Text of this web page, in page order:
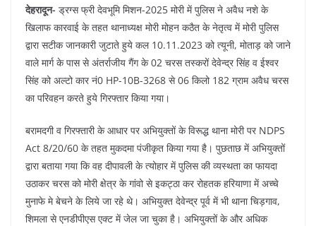
देहरादून- ड्रग्स फ्री देवभूमि मिशन-2025 मोरी में पुलिस ने अवैध नशे के
खिलाफ कारवाई के तहत थानाध्यक्ष मोरी मोहन कठैत के नेतृत्व में मोरी पुलिस
द्वारा सटीक जानकारी जुटाते हुये कल 10.11.2023 को त्यूनी, मोताड़ को जाने
वाले मार्ग के पास से अंतर्राजीय गैंग के 02 चरस तस्करों देवेन्द्र सिंह व ईश्वर
सिंह को अल्टो कार नं0 HP-10B-3268 से 06 किलो 182 ग्राम अवैध चरस
का परिवहन करते हुये गिरफ्तार किया गया।
बरामदगी व गिरफ्तारी के आधार पर अभियुक्तों के विरूद्ध थाना मोरी पर NDPS
Act 8/20/60 के तहत मुकदमा पंजीकृत किया गया है। पुछताछ में अभियुक्तों
द्वारा बताया गया कि वह दीपावली के त्योहार में पुलिस की व्यस्थता का फायदा
उठाकर चरस को मोरी क्षेत्र के गांवो से इकट्ठा कर रोहतक हरियाणा में अच्चे
मुनाफे मे बेचने के लिये जा रहे थे। अभियुक्त देवेन्द्र पूर्व में भी थाना चिड़गाव,
शिमला से एनडीपीएस एक्ट में जेल जा चुका है। अभियुक्तों के और अधिक